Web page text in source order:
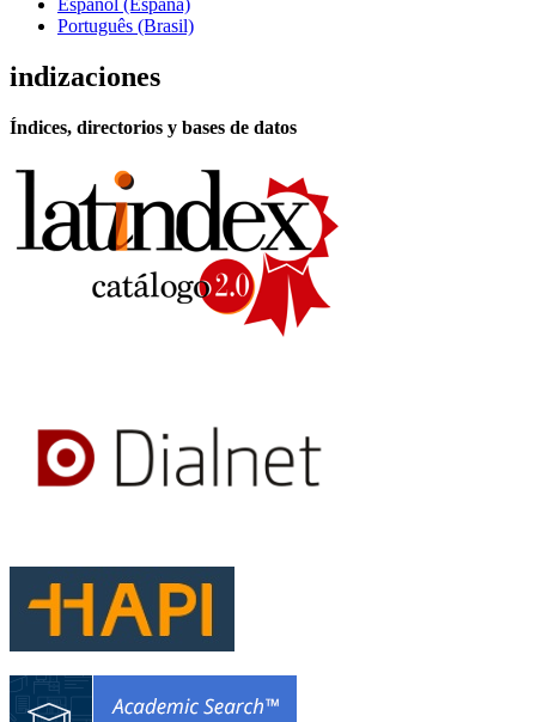
Español (España)
Português (Brasil)
indizaciones
Índices, directorios y bases de datos